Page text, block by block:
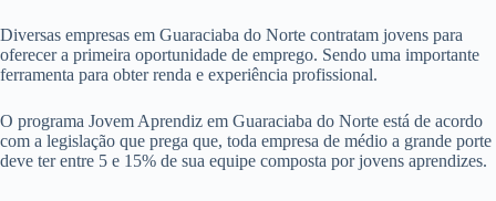
Diversas empresas em Guaraciaba do Norte contratam jovens para
oferecer a primeira oportunidade de emprego. Sendo uma importante
ferramenta para obter renda e experiência profissional.
O programa Jovem Aprendiz em Guaraciaba do Norte está de acordo
com a legislação que prega que, toda empresa de médio a grande porte
deve ter entre 5 e 15% de sua equipe composta por jovens aprendizes.